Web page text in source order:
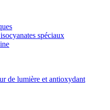
spéciaux
de lumière et antioxydant